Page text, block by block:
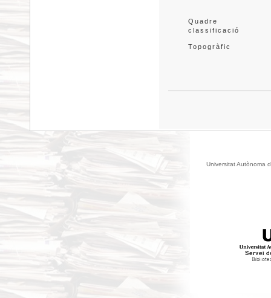
Quadre
classificació
Topogràfic
Universitat Autònoma